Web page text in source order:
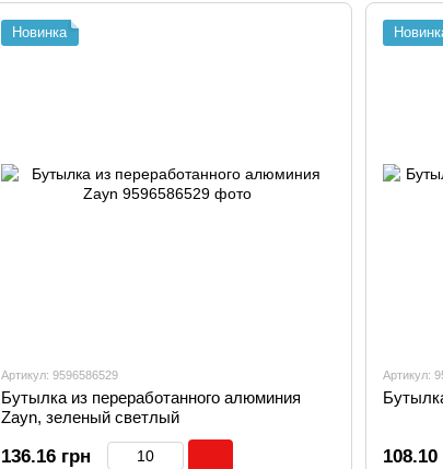
Новинка
Артикул: 9596586529
Бутылка из переработанного алюминия
Zayn, зеленый светлый
136.16 грн
Артикул:
108.10